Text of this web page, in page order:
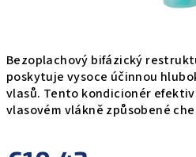
Bezoplachový bifázický
poskytuje vysoce účinnou
vlasů. Tento kondicionér
vlasovém vlákně způsobené